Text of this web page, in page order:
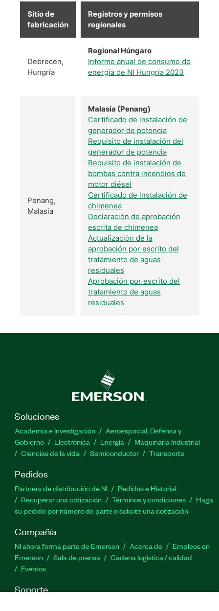
Sitio de
fabricación
Registros y permisos
regionales
Debrecen,
Hungría
Regional Húngaro
Informe anual de consumo de
energía de NI Hungría 2023
Penang,
Malasia
Malasia (Penang)
Certificado de instalación de
generador de potencia
Requisito de instalación del
generador de potencia
Requisito de instalación de
bombas contra incendios de
motor diésel
Certificado de instalación de
chimenea
Declaración de aprobación
escrita de chimenea
Actualización de la
aprobación por escrito del
tratamiento de aguas
residuales
Aprobación por escrito del
tratamiento de aguas
residuales
Soluciones
Academia e Investigación
Aeroespacial, Defensa y
Gobierno
Electrónica Energía
Maquinaria Industrial
Ciencias de la vida
Semiconductor Transporte
Pedidos
Partners de distribución de NI
Pedidos e Historial
Recuperar una cotización
Términos y condiciones
Haga
su pedido por número de parte o solicite una cotización
Compañía
NI ahora forma parte de Emerson Acerca de
Empleos en
Emerson
Sala de prensa
Cadena logística / calidad
Eventos
Soporte